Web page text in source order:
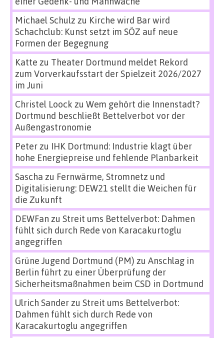
Michael Schulz zu Kirche wird Bar wird
Schachclub: Kunst setzt im SÖZ auf neue
Formen der Begegnung
Katte zu Theater Dortmund meldet Rekord
zum Vorverkaufsstart der Spielzeit 2026/2027
im Juni
Christel Loock zu Wem gehört die Innenstadt?
Dortmund beschließt Bettelverbot vor der
Außengastronomie
Peterzu IHK Dortmund: Industrie klagt über
hohe Energiepreise und fehlende Planbarkeit
Sascha zu Fernwärme, Stromnetz und
Digitalisierung: DEW21 stellt die Weichen für
die Zukunft
DEWFan zu Streit ums Bettelverbot: Dahmen
fühlt sich durch Rede von Karacakurtoglu
angegriffen
Grüne Jugend Dortmund (PM) zu Anschlag in
Berlin führt zu einer Überprüfung der
Sicherheitsmaßnahmen beim CSD in Dortmund
Ulrich Sanderzu Streit ums Bettelverbot:
Dahmen fühlt sich durch Rede von
Karacakurtoglu angegriffen